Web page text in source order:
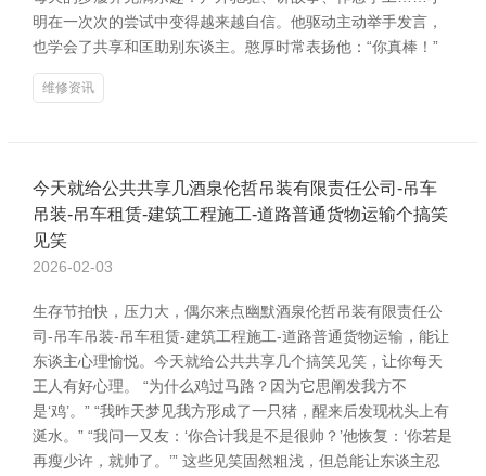
明在一次次的尝试中变得越来越自信。他驱动主动举手发言，
也学会了共享和匡助别东谈主。憨厚时常表扬他：“你真棒！”
维修资讯
今天就给公共共享几酒泉伦哲吊装有限责任公司-吊车
吊装-吊车租赁-建筑工程施工-道路普通货物运输个搞笑
见笑
2026-02-03
生存节拍快，压力大，偶尔来点幽默酒泉伦哲吊装有限责任公
司-吊车吊装-吊车租赁-建筑工程施工-道路普通货物运输，能让
东谈主心理愉悦。今天就给公共共享几个搞笑见笑，让你每天
王人有好心理。 “为什么鸡过马路？因为它思阐发我方不
是‘鸡’。” “我昨天梦见我方形成了一只猪，醒来后发现枕头上有
涎水。” “我问一又友：‘你合计我是不是很帅？’他恢复：‘你若是
再瘦少许，就帅了。’” 这些见笑固然粗浅，但总能让东谈主忍